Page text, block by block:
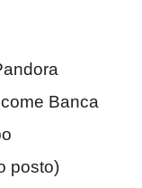
Banca
posto)